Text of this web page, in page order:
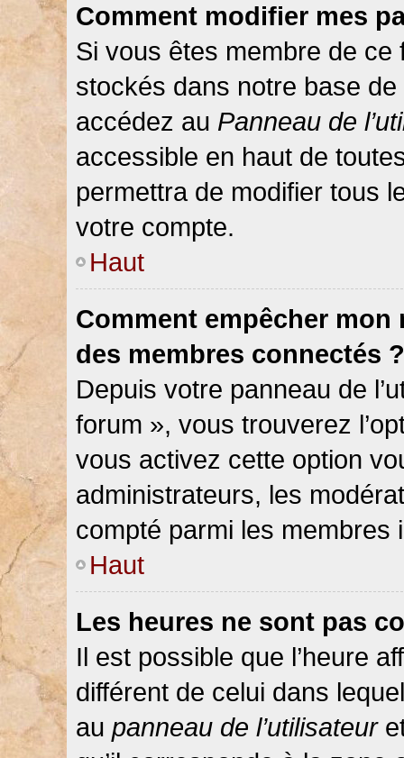
Comment modifier mes
Si vous êtes membre de
stockés dans notre base
accédez au Panneau de
accessible en haut de
permettra de modifier tous
votre compte.
Haut
Comment empêcher mon
des membres connectés ?
Depuis votre panneau de
forum », vous trouverez
vous activez cette option
administrateurs, les
compté parmi les membres
Haut
Les heures ne sont pas
Il est possible que l’heure
différent de celui dans
au panneau de l’utilisateur